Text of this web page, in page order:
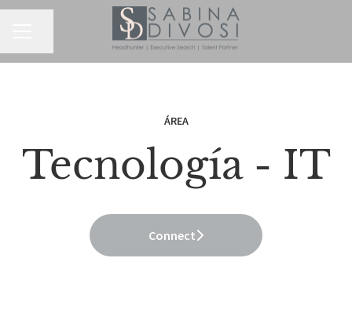
Compartir página
ÁREA
Tecnología - IT
Connect